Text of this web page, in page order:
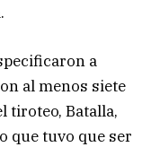
a
al menos siete
tiroteo, Batalla,
que tuvo que ser